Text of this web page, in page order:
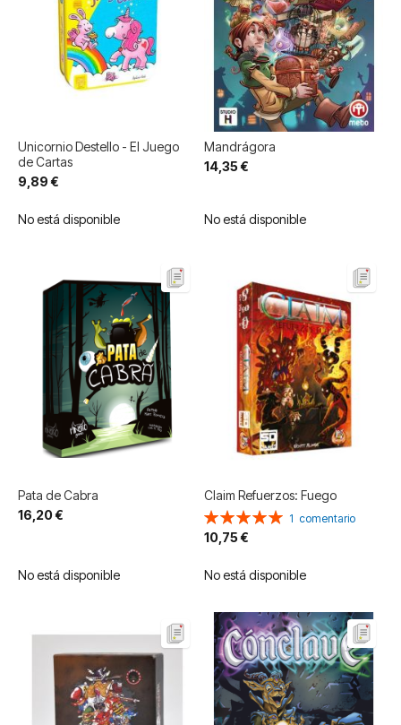
Unicornio Destello - El Juego
de Cartas
9,89 €
No está disponible
Mandrágora
14,35 €
No está disponible
Pata de Cabra
16,20 €
No está disponible
Claim Refuerzos: Fuego
Valoración:
100%
1 comentario
10,75 €
No está disponible